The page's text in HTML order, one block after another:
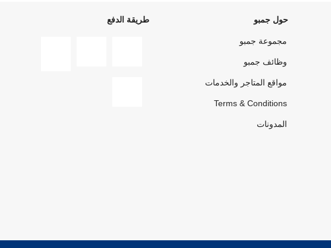
حول جمبو
مجموعة جمبو
وظائف جمبو
مواقع المتاجر والخدمات
Terms & Conditions
المدونات
طريقة الدفع